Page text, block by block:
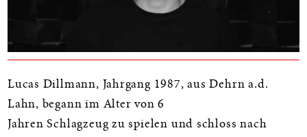
Lucas Dillmann, Jahrgang 1987, aus Dehrn a.d.
Lahn, begann im Alter von 6
Jahren Schlagzeug zu spielen und schloss nach